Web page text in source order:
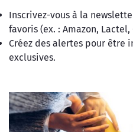
Inscrivez-vous à la
favoris (ex. : Amazon, Lactel,
Créez des alertes pour être
exclusives.